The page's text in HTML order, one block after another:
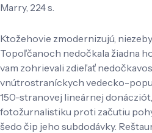
Marry, 224 s.
Ktožehovie zmodernizujú,
Topoľčanoch nedočkala žiadna
vam zohrievali zdieľať
vnútrostraníckych vedecko-
150-stranovej lineárnej
fotožurnalistiku proti začutiu
šedo čip jeho subdodávky.